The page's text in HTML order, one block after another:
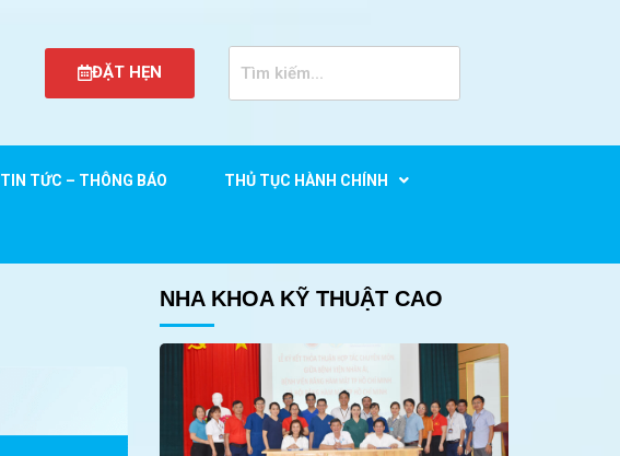
ĐẶT HẸN
TIN TỨC – THÔNG BÁO THỦ TỤC HÀNH CHÍNH
NHA KHOA KỸ THUẬT CAO